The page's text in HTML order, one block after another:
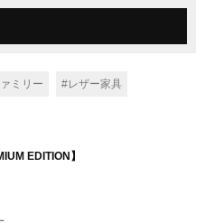
ミリー #レザー家具
EDITION】